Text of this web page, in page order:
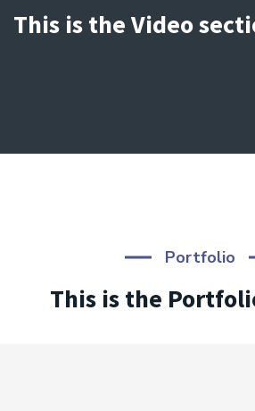
This is the Video
Portfolio
This is the